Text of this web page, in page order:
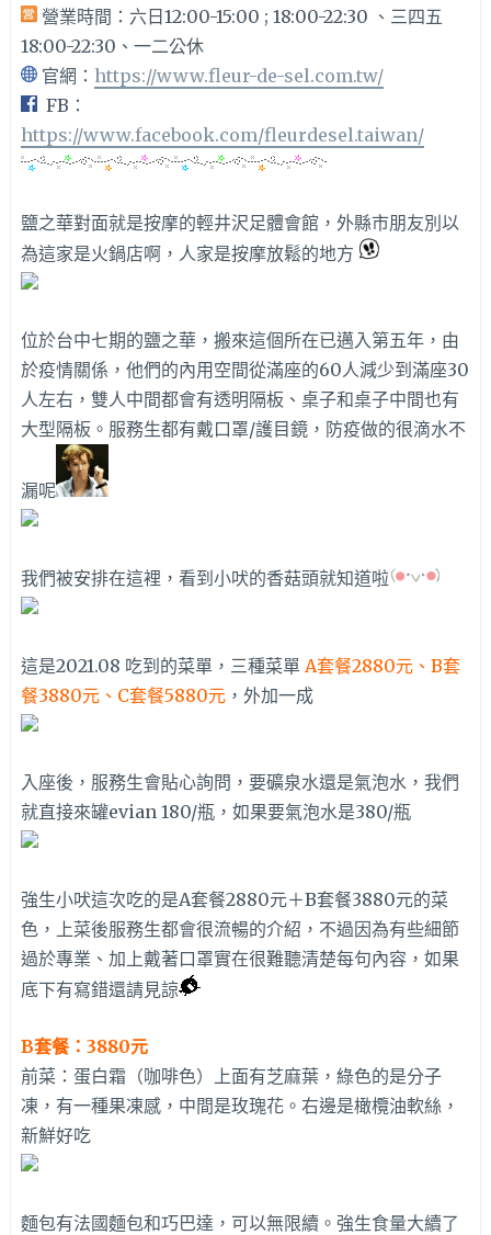
營業時間：六日12:00-15:00 ; 18:00-22:30 、三四五
18:00-22:30、一二公休
官網： https://www.fleur-de-sel.com.tw/
FB：
https://www.facebook.com/fleurdesel.taiwan/
鹽之華對面就是按摩的輕井沢足體會館，外縣市朋友別以
為這家是火鍋店啊，人家是按摩放鬆的地方
位於台中七期的鹽之華，搬來這個所在已邁入第五年，由
於疫情關係，他們的內用空間從滿座的60人減少到滿座30
人左右，雙人中間都會有透明隔板、桌子和桌子中間也有
大型隔板。服務生都有戴口罩/護目鏡，防疫做的很滴水不
漏呢
我們被安排在這裡，看到小吠的香菇頭就知道啦
這是2021.08 吃到的菜單，三種菜單 A套餐2880元、B套
餐3880元、C套餐5880元，外加一成
入座後，服務生會貼心詢問，要礦泉水還是氣泡水，我們
就直接來罐evian 180/瓶，如果要氣泡水是380/瓶
強生小吠這次吃的是A套餐2880元＋B套餐3880元的菜
色，上菜後服務生都會很流暢的介紹，不過因為有些細節
過於專業、加上戴著口罩實在很難聽清楚每句內容，如果
底下有寫錯還請見諒
B套餐：3880元
前菜：蛋白霜（咖啡色）上面有芝麻葉，綠色的是分子
凍，有一種果凍感，中間是玫瑰花。右邊是橄欖油軟絲，
新鮮好吃
麵包有法國麵包和巧巴達，可以無限續。強生食量大續了